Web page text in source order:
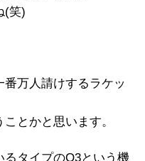
(笑)
万人請けするラケッ
とかと思います。
るタイプのO3という機